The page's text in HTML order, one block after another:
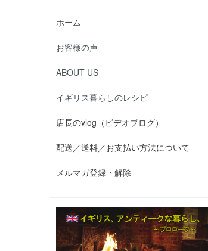
ホーム
お客様の声
ABOUT US
イギリス暮らしのレシピ
店長のvlog（ビデオブログ）
配送／送料／お支払い方法について
メルマガ登録・解除